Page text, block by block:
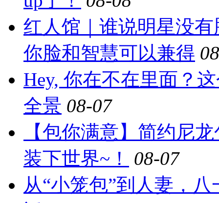
红人馆｜谁说明星没
你脸和智慧可以兼得
Hey, 你在不在里面？
全景 08-07
【包你满意】简约尼
装下世界~！
08-07
从“小笼包”到人妻，